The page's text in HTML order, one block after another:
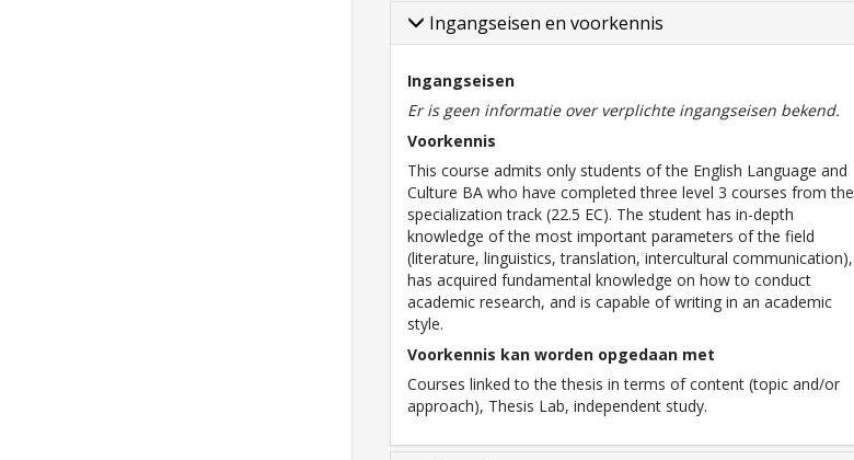
Ingangseisen en voorkennis
Ingangseisen
Er is geen informatie over verplichte ingangseisen bekend.
Voorkennis
This course admits only students of the English Language and
Culture BA who have completed three level 3 courses from the
specialization track (22.5 EC). The student has in-depth
knowledge of the most important parameters of the field
(literature, linguistics, translation, intercultural communication),
has acquired fundamental knowledge on how to conduct
academic research, and is capable of writing in an academic
style.
Voorkennis kan worden opgedaan met
Courses linked to the thesis in terms of content (topic and/or
approach), Thesis Lab, independent study.